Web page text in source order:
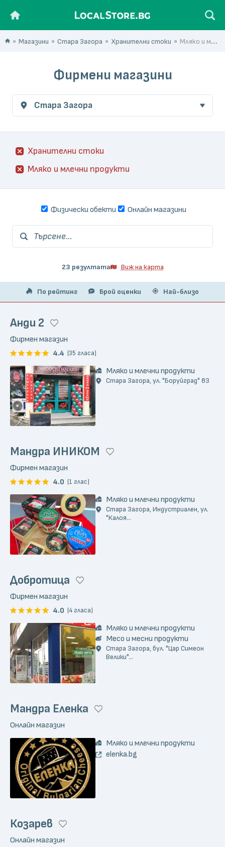
Магазини Стара Загора Хранителни стоки Мляко и млечни продукти
Фирмени магазини
Стара Загора
Хранителни стоки
Мляко и млечни продукти
Физически обекти Онлайн магазини
Търсене...
23 резултата Виж на карта
По рейтинг Брой оценки Най-близо
Анди 2
Фирмен магазин
4.4 (35 гласа)
Мляко и млечни продукти
Стара Загора, ул. "Боруйград" 83
Мандра ИНИКОМ
Фирмен магазин
4.0 (1 глас)
Мляко и млечни продукти
Стара Загора, Индустриален, ул.
"Калоя...
Добротица
Фирмен магазин
4.0 (4 гласа)
Мляко и млечни продукти
Месо и месни продукти
Стара Загора, бул. "Цар Симеон
Велики"...
Мандра Еленка
Онлайн магазин
Мляко и млечни продукти
elenka.bg
Козарев
Онлайн магазин